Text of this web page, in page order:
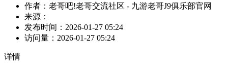
作者：老哥吧!老哥交流社区 - 九游老哥J9俱乐部官网
来源：
发布时间： 2026-01-27 05:24
访问量： 2026-01-27 05:24
详情